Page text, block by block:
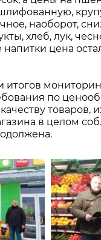
наоборот,
хлеб, лук,
цена
по
товаров,
в целом